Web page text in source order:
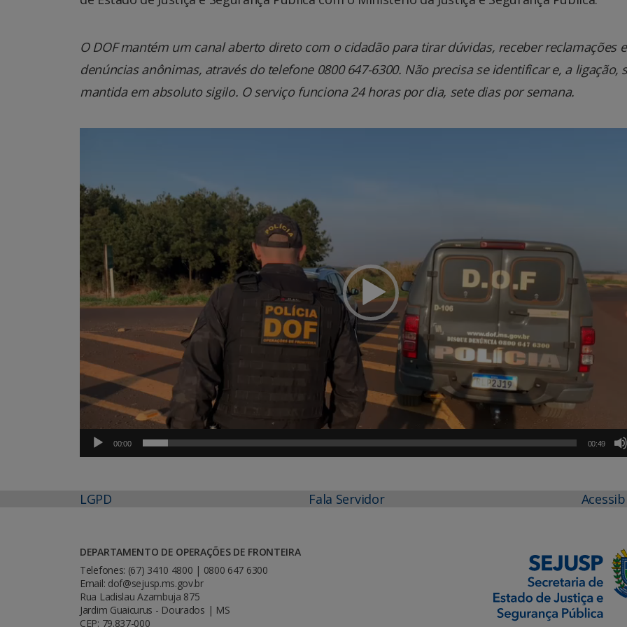
O DOF mantém um canal aberto direto com o cidadão para tirar dúvidas, receber reclamações e
denúncias anônimas, através do telefone 0800 647-6300. Não precisa se identificar e, a ligação,
mantida em absoluto sigilo. O serviço funciona 24 horas por dia, sete dias por semana.
00:00 00:49
LGPD Fala Servidor
DEPARTAMENTO DE OPERAÇÕES DE FRONTEIRA
Telefones: (67) 3410 4800 | 0800 647 6300
Email: dof@sejusp.ms.gov.br
Rua Ladislau Azambuja 875
Jardim Guaicurus - Dourados | MS
CEP: 79.837-000